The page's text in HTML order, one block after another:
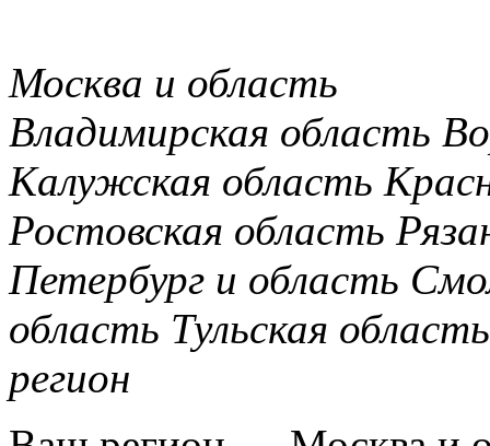
Москва и область
Владимирская область
Калужская область
Ростовская область
Петербург и область
область Тульская область
регион